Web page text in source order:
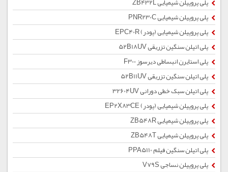
پلی پروپیلن شیمیایی PNR230C
پلی پروپیلن شیمیایی (پودر) EPC40R
پلی اتیلن سنگین تزریقی 52B18UV
پلی استایرن انبساطی دیرسوز F300
پلی اتیلن سنگین تزریقی 52B11UV
پلی اتیلن سبک خطی دورانی 32604UV
پلی پروپیلن شیمیایی (پودر) EP2X83CE
پلی پروپیلن شیمیایی ZB548R
پلی پروپیلن شیمیایی ZB548T
پلی اتیلن سنگین فیلم PPA5110
پلی پروپیلن نساجی V79S